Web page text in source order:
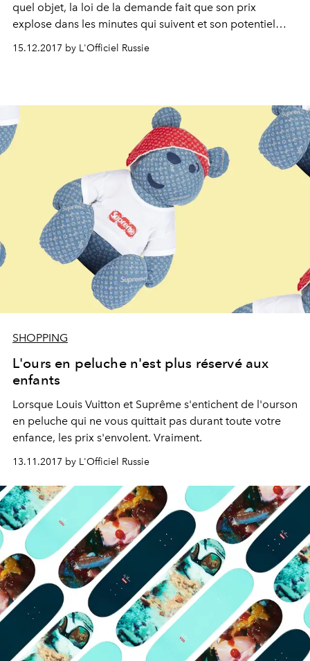
quel objet, la loi de la demande fait que son prix
explose dans les minutes qui suivent et son potentiel
cool aussi. Loi qui s'applique également au ballon de
basket, du coup.
15.12.2017 by L'Officiel Russie
SHOPPING
L'ours en peluche n'est plus réservé aux
enfants
Lorsque Louis Vuitton et Suprême s'entichent de l'ourson
en peluche qui ne vous quittait pas durant toute votre
enfance, les prix s'envolent. Vraiment.
13.11.2017 by L'Officiel Russie